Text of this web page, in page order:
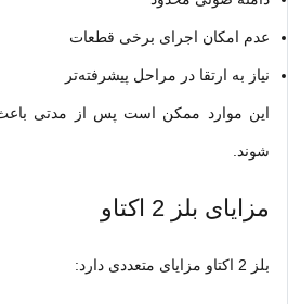
عدم امکان اجرای برخی قطعات
نیاز به ارتقا در مراحل پیشرفته‌تر
این موارد ممکن است پس از مدتی
شوند.
مزایای بلز 2 اکتاو
بلز 2 اکتاو مزایای متعددی دارد: